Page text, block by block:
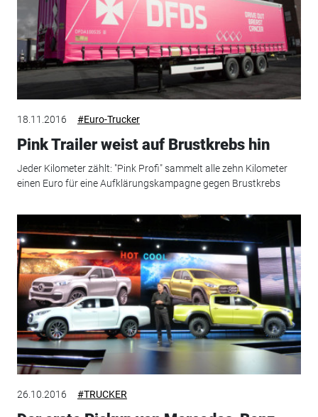
18.11.2016 #Euro-Trucker
Pink Trailer weist auf Brustkrebs hin
Jeder Kilometer zählt: "Pink Profi" sammelt alle zehn Kilometer
einen Euro für eine Aufklärungskampagne gegen Brustkrebs
26.10.2016 #TRUCKER